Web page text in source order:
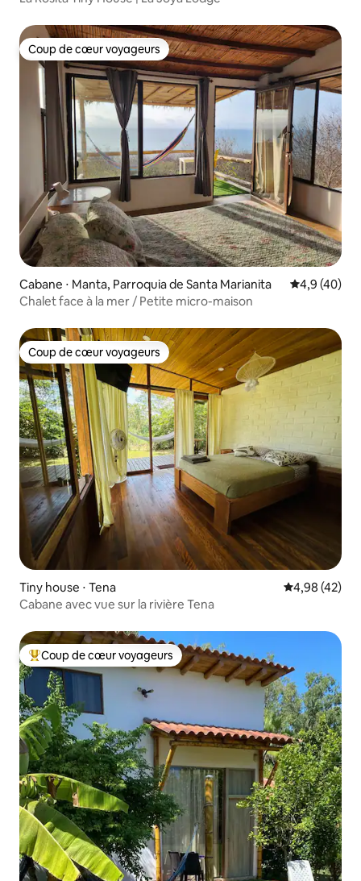
Coup de cœur voyageurs
Coup de cœur voyageurs
Cabane ⋅ Manta, Parroquia de Santa Marianita Évaluation
4,9 (40)
Chalet face à la mer / Petite micro-maison
Coup de cœur voyageurs
Coup de cœur voyageurs
Tiny house ⋅ Tena Évaluation
4,98 (42)
Cabane avec vue sur la rivière Tena
Coups de cœur voyageurs les plus appréciés
Coup de cœur voyageurs